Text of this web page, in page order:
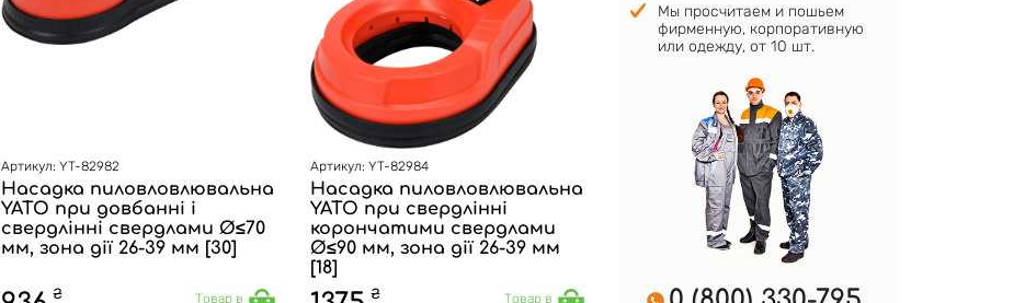
Артикул: YT-82982
Насадка пиловловлювальна
YATO при довбанні і
свердлінні свердлами Ø≤70
мм, зона дії 26-39 мм [30]
₴
Товар в
Артикул: YT-82984
Насадка пиловловлювальна
YATO при свердлінні
корончатими свердлами
Ø≤90 мм, зона дії 26-39 мм
[18]
₴
Товар в
Мы просчитаем и пошьем
фирменную, корпоративную
или одежду, от 10 шт.